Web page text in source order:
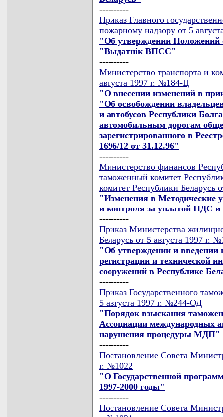
----------
Приказ Главного
пожарному надзору от 5
"Об утверждении Положений
"Выдатнiк ВПСС"
----------
Министерство транспорта и
августа 1997 г. №184-Ц
"О внесении изменений в
"Об освобождении
и автобусов Республики
автомобильным дорогам
зарегистрированного в
1696/12 от 31.12.96"
----------
Министерство финансов
таможенный комитет
комитет Республики Беларусь
"Изменения в Методические
и контроля за уплатой НДС
----------
Приказ Министерства
Беларусь от 5 августа 1997 г.
"Об утверждении и введении
регистрации и технической
сооружений в Республике
----------
Приказ Государственного
5 августа 1997 г. №244-ОД
"Порядок взыскания
Ассоциации международных
нарушения процедуры МДП"
----------
Постановление Совета
г. №1022
"О Государственной
1997-2000 годы"
----------
Постановление Совета